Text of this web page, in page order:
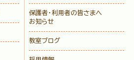
保護者・利用者の皆さまへ
お知らせ
教室ブログ